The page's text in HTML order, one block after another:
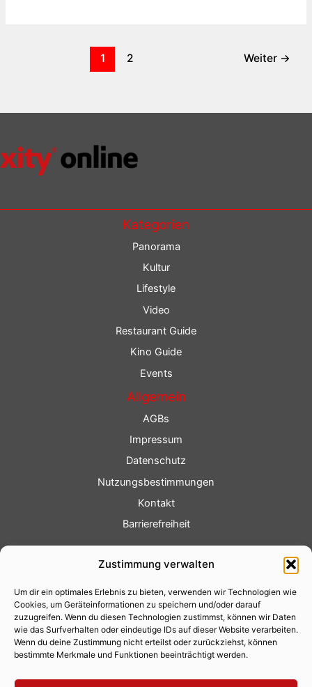
Zustimmung verwalten
Um dir ein optimales Erlebnis zu bieten, verwenden wir Technologien wie
Cookies, um Geräteinformationen zu speichern und/oder darauf
zuzugreifen. Wenn du diesen Technologien zustimmst, können wir Daten
wie das Surfverhalten oder eindeutige IDs auf dieser Website verarbeiten.
Wenn du deine Zustimmung nicht erteilst oder zurückziehst, können
bestimmte Merkmale und Funktionen beeinträchtigt werden.
1 2 Weiter →
Kategorien
Panorama
Kultur
Lifestyle
Video
Restaurant Guide
Kino Guide
Events
Allgemein
AGBs
Impressum
Datenschutz
Nutzungsbestimmungen
Kontakt
Barrierefreiheit
Fotoservice
Videoservice
Werbung
Contenterstellung
Lokalnachrichten
Lokalfernsehen